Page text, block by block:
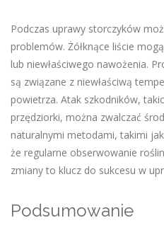
Podczas uprawy storczyków
problemów. Żółknące liście
lub niewłaściwego nawożenia.
są związane z niewłaściwą
powietrza. Atak szkodników,
przędziorki, można zwalczać
naturalnymi metodami, takimi
że regularne obserwowanie
zmiany to klucz do sukcesu w
Podsumowanie